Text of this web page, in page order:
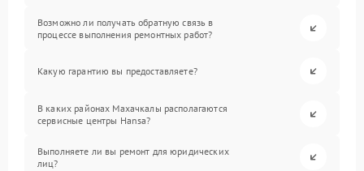
Возможно ли получать обратную связь в
процессе выполнения ремонтных работ?
Какую гарантию вы предоставляете?
В каких районах Махачкалы располагаются
сервисные центры Hansa?
Выполняете ли вы ремонт для юридических
лиц?